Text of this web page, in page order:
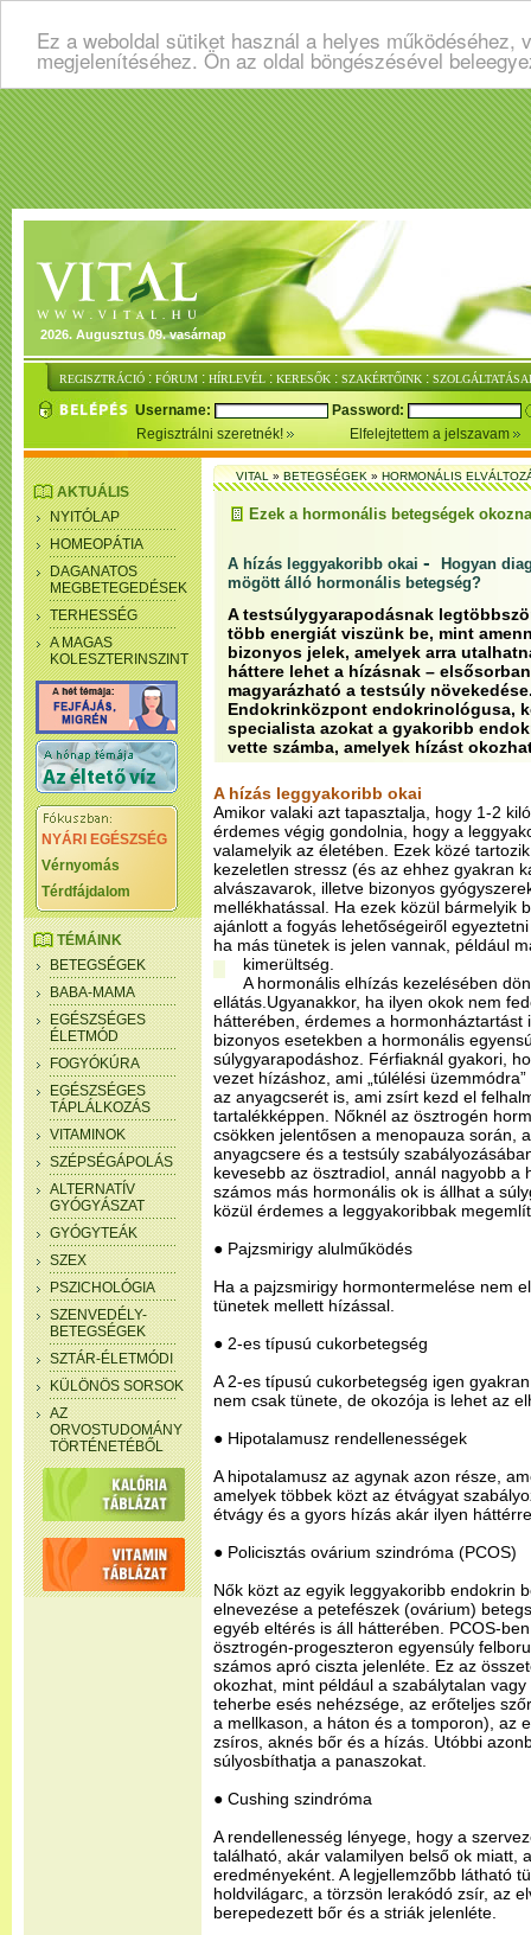
Ez a weboldal sütiket használ a helyes
megjelenítéséhez. Ön az oldal böngészésével
2026. Augusztus 09. vasárnap
REGISZTRÁCIÓ : FÓRUM : HÍRLEVÉL : KERESŐK : SZAKÉRTŐINK :
Username:
Password:
Regisztrálni szeretnék!
Elfelejtettem a jelszavam
AKTUÁLIS
NYITÓLAP
HOMEOPÁTIA
DAGANATOS
MEGBETEGEDÉSEK
TERHESSÉG
A MAGAS
KOLESZTERINSZINT
NYÁRI EGÉSZSÉG
Vérnyomás
Térdfájdalom
TÉMÁINK
BETEGSÉGEK
BABA-MAMA
EGÉSZSÉGES
ÉLETMÓD
FOGYÓKÚRA
EGÉSZSÉGES
TÁPLÁLKOZÁS
VITAMINOK
SZÉPSÉGÁPOLÁS
ALTERNATÍV
GYÓGYÁSZAT
GYÓGYTEÁK
SZEX
PSZICHOLÓGIA
SZENVEDÉLY-
BETEGSÉGEK
SZTÁR-ÉLETMÓDI
KÜLÖNÖS SORSOK
AZ
ORVOSTUDOMÁNY
TÖRTÉNETÉBŐL
VITAL»BETEGSÉGEK»HORMONÁLIS
Ezek a hormonális betegségek
A hízás leggyakoribb okai -
Hogyan
mögött álló hormonális betegség?
A testsúlygyarapodásnak
több energiát viszünk be, mint
bizonyos jelek, amelyek arra
háttere lehet a hízásnak –
magyarázható a testsúly
Endokrinközpont endokrinológusa,
specialista azokat a gyakoribb
vette számba, amelyek hízást
A hízás leggyakoribb okai
Amikor valaki azt tapasztalja, hogy 1-2
érdemes végig gondolnia, hogy a
valamelyik az életében. Ezek közé
kezeletlen stressz (és az ehhez gyakran
alvászavarok, illetve bizonyos
mellékhatással. Ha ezek közül bármelyik
ajánlott a fogyás lehetőségeiről
ha más tünetek is jelen vannak, például
kimerültség.
A hormonális elhízás kezelésében
ellátás.Ugyanakkor, ha ilyen okok nem
hátterében, érdemes a hormonháztartást
bizonyos esetekben a hormonális
súlygyarapodáshoz. Férfiaknál gyakori,
vezet hízáshoz, ami „túlélési
az anyagcserét is, ami zsírt kezd el
tartalékképpen. Nőknél az ösztrogén
csökken jelentősen a menopauza során,
anyagcsere és a testsúly
kevesebb az ösztradiol, annál nagyobb a
számos más hormonális ok is állhat a
közül érdemes a leggyakoribbak
● Pajzsmirigy alulműködés
Ha a pajzsmirigy hormontermelése nem
tünetek mellett hízással.
● 2-es típusú cukorbetegség
A 2-es típusú cukorbetegség igen
nem csak tünete, de okozója is lehet az
● Hipotalamusz rendellenességek
A hipotalamusz az agynak azon része,
amelyek többek közt az étvágyat
étvágy és a gyors hízás akár ilyen
● Policisztás ovárium szindróma (PCOS)
Nők közt az egyik leggyakoribb endokrin
elnevezése a petefészek (ovárium)
egyéb eltérés is áll hátterében. PCOS-
ösztrogén-progeszteron egyensúly
számos apró ciszta jelenléte. Ez az
okozhat, mint például a szabálytalan
teherbe esés nehézsége, az erőteljes
a mellkason, a háton és a tomporon), az
zsíros, aknés bőr és a hízás. Utóbbi
súlyosbíthatja a panaszokat.
● Cushing szindróma
A rendellenesség lényege, hogy a
található, akár valamilyen belső ok miatt,
eredményeként. A legjellemzőbb látható
holdvilágarc, a törzsön lerakódó zsír, az
berepedezett bőr és a striák jelenléte.